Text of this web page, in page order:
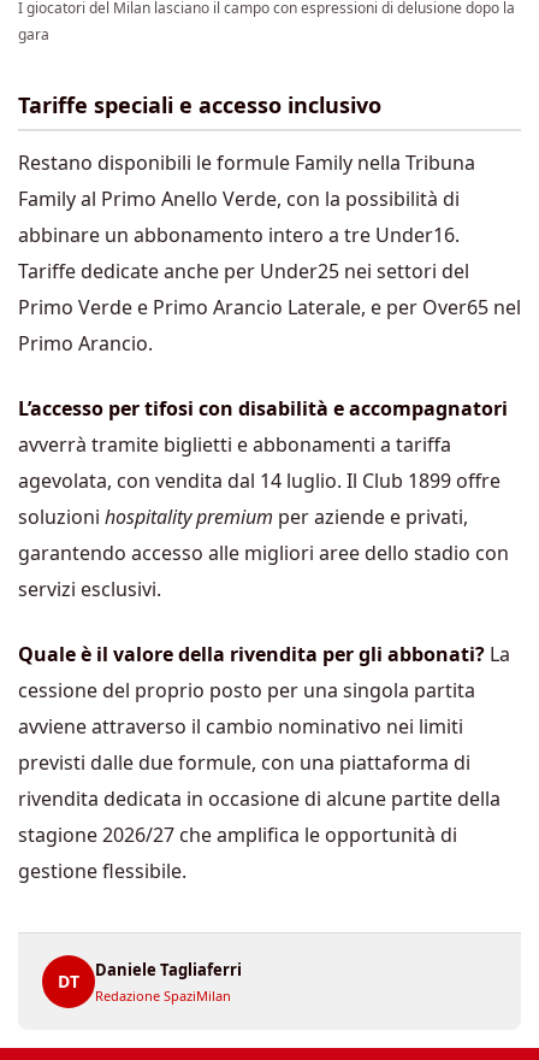
I giocatori del Milan lasciano il campo con espressioni di delusione dopo la
gara
Tariffe speciali e accesso inclusivo
Restano disponibili le formule Family nella Tribuna
Family al Primo Anello Verde, con la possibilità di
abbinare un abbonamento intero a tre Under16.
Tariffe dedicate anche per Under25 nei settori del
Primo Verde e Primo Arancio Laterale, e per Over65 nel
Primo Arancio.
L’accesso per tifosi con disabilità e accompagnatori
avverrà tramite biglietti e abbonamenti a tariffa
agevolata, con vendita dal 14 luglio. Il Club 1899 offre
soluzioni hospitality premium per aziende e privati,
garantendo accesso alle migliori aree dello stadio con
servizi esclusivi.
Quale è il valore della rivendita per gli abbonati? La
cessione del proprio posto per una singola partita
avviene attraverso il cambio nominativo nei limiti
previsti dalle due formule, con una piattaforma di
rivendita dedicata in occasione di alcune partite della
stagione 2026/27 che amplifica le opportunità di
gestione flessibile.
DT
Daniele Tagliaferri
Redazione SpaziMilan